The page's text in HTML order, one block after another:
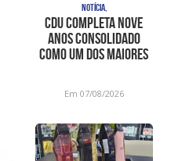
NOTÍCIA,
CDU completa nove
anos consolidado
como um dos maiores
Em 07/08/2026